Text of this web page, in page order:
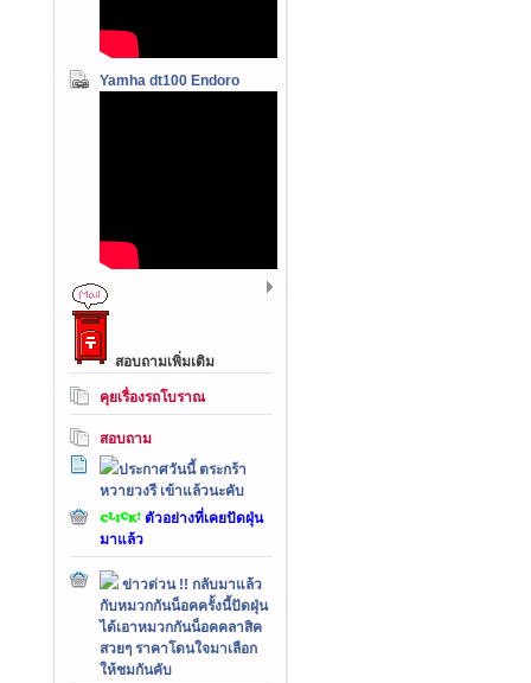
Yamha dt100 Endoro
สอบถามเพิ่มเติม
คุยเรื่องรถโบราณ
สอบถาม
ประกาศวันนี้ ตระกร้า
หวายวงรี เข้าแล้วนะคับ
ตัวอย่างที่เคยปัดฝุ่น
มาแล้ว
ข่าวด่วน !! กลับมาแล้ว
กับหมวกกันน็อคครั้งนี้ปัดฝุ่น
ได้เอาหมวกกันน็อคคลาสิค
สวยๆ ราคาโดนใจมาเลือก
ให้ชมกันคับ